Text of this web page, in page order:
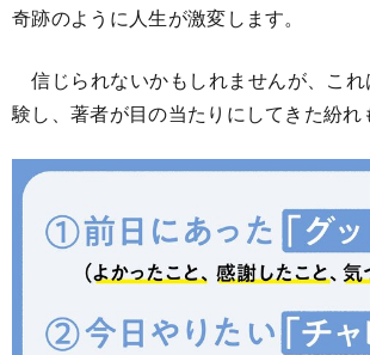
奇跡のように人生が激変します。
信じられないかもしれませんが、こ
験し、著者が目の当たりにしてきた紛れ